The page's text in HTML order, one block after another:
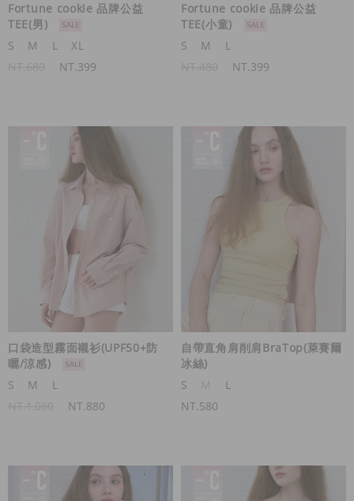
Fortune cookie 品牌公益
TEE(男)
S
M L
XL
NT.399
Fortune cookie 品牌公益
TEE(小童)
S
M
L
NT.399
口袋造型霧面襯衫(UPF50+防
曬/涼感)
S
M
L
NT.880
自帶直角肩削肩BraTop(萊賽爾
冰絲)
S
L
NT.580